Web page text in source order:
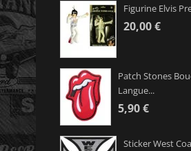
Figurine Elvis
20,00 €
Patch Stones
Langue...
5,90 €
Sticker West